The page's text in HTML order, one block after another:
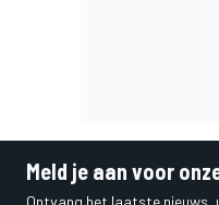
Meld je aan voor
Ontvang het laatste nieuws,